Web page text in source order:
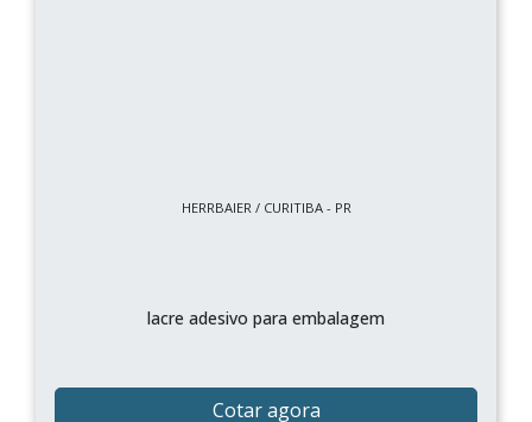
HERRBAIER / CURITIBA - PR
lacre adesivo para embalagem
Cotar agora